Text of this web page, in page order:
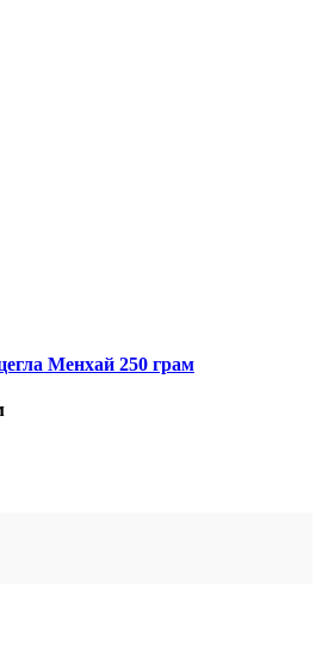
Менхай 250 грам